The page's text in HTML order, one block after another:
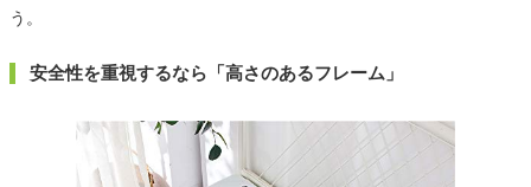
う。
安全性を重視するなら「高さのあるフレーム」